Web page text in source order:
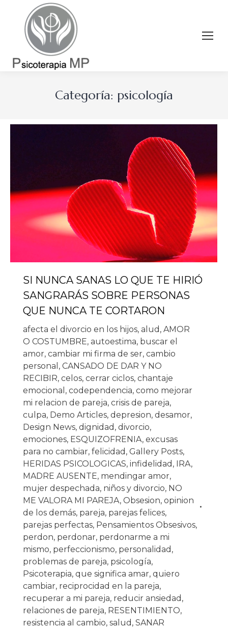
Categoría: psicología
SI NUNCA SANAS LO QUE TE HIRIÓ
SANGRARÁS SOBRE PERSONAS
QUE NUNCA TE CORTARON
afecta el divorcio en los hijos, alud , AMOR
O COSTUMBRE, autoestima, buscar el
amor, cambiar mi firma de ser, cambio
personal , CANSADO DE DAR Y NO
RECIBIR, celos, cerrar ciclos, chantaje
emocional , codependencia, como mejorar
mi relacion de pareja, crisis de pareja,
culpa, Demo Articles, depresion, desamor,
Design News, dignidad , divorcio,
emociones, ESQUIZOFRENIA, excusas
para no cambiar, felicidad , Gallery Posts,
HERIDAS PSICOLOGICAS, infidelidad , IRA,
MADRE AUSENTE, mendingar amor,
mujer despechada, niños y divorcio, NO
ME VALORA MI PAREJA, Obsesion, opinion
de los demás, pareja, parejas felices,
parejas perfectas, Pensamientos Obsesivos,
perdon, perdonar, perdonarme a mi
mismo, perfeccionismo, personalidad ,
problemas de pareja, psicología,
Psicoterapia, que significa amar, quiero
cambiar, reciprocidad en la pareja,
recuperar a mi pareja, reducir ansiedad ,
relaciones de pareja, RESENTIMIENTO,
resistencia al cambio, salud , SANAR